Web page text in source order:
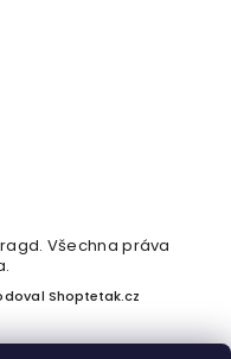
. Všechna práva
Shoptetak.cz